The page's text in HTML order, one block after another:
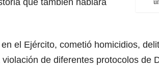
que también hablará
el Ejército, cometió homicidios,
de diferentes protocolos de